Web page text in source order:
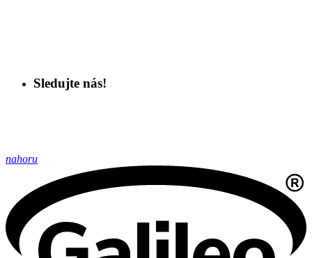
Sledujte nás!
nahoru